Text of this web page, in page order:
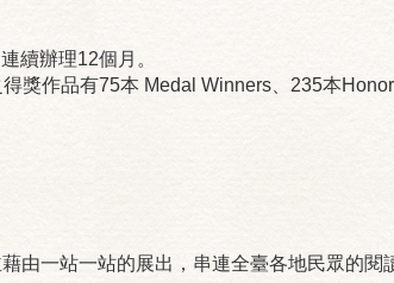
續辦理12個月。
獎作品有75本 Medal Winners、235本
由一站一站的展出，串連全臺各地民眾的閱